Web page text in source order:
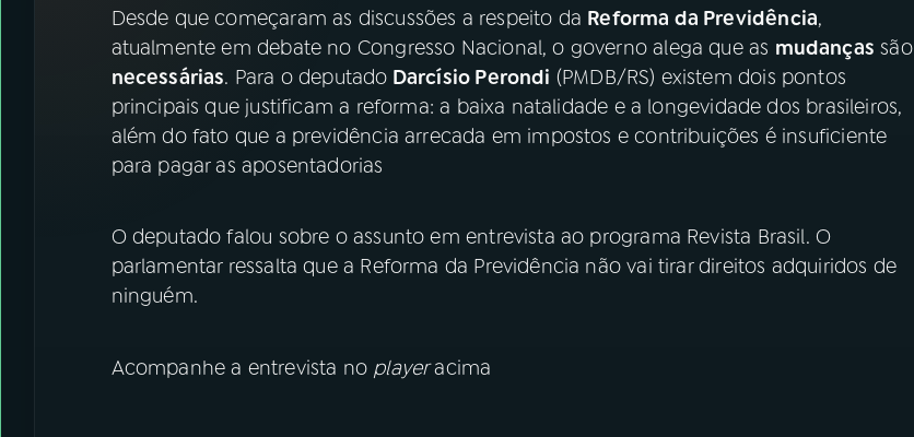
Instagram X
Desde que começaram as discussões a respeito da Reforma da Previdência,
atualmente em debate no Congresso Nacional, o governo alega que as mudanças são
necessárias. Para o deputado Darcísio Perondi (PMDB/RS) existem dois pontos
principais que justificam a reforma: a baixa natalidade e a longevidade dos brasileiros,
além do fato que a previdência arrecada em impostos e contribuições é insuficiente
para pagar as aposentadorias
O deputado falou sobre o assunto em entrevista ao programa Revista Brasil. O
parlamentar ressalta que a Reforma da Previdência não vai tirar direitos adquiridos de
ninguém.
Acompanhe a entrevista no playeracima